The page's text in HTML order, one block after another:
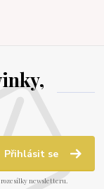
Přihlásit se
newsletteru.